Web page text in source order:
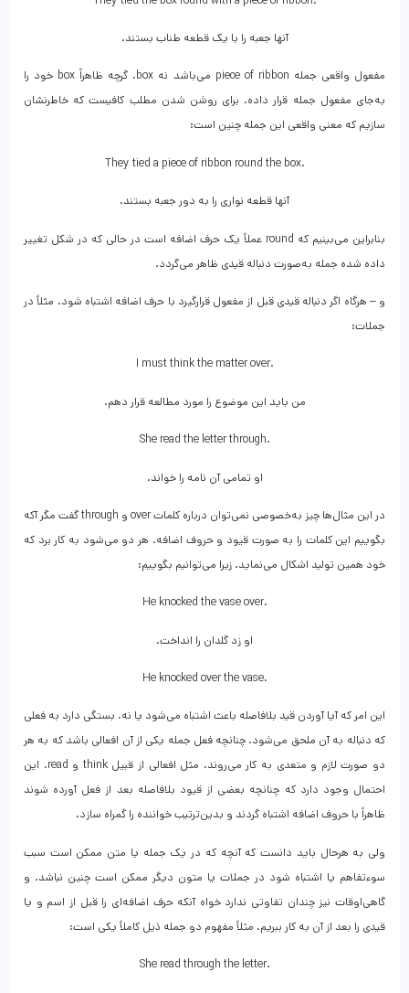
آنها جعبه را با یک قطعه طناب بستند.
مفعول واقعی جمله piece of ribbon می‌باشد نه box. گرچه ظاهراً box خود را
به‌جای مفعول جمله قرار داده. برای روشن شدن مطلب کافیست که خاطرنشان
سازیم که معنی واقعی این جمله چنین است:
They tied a piece of ribbon round the box.
آنها قطعه نواری را به دور جعبه بستند.
بنابراین می‌بینیم که round عملاً یک حرف اضافه است در حالی که در شکل تغییر
داده شده جمله به‌صورت دنباله قیدی ظاهر می‌گردد.
و – هرگاه اگر دنباله قیدی قبل از مفعول قرارگیرد با حرف اضافه اشتباه شود. مثلاً در
جملات:
I must think the matter over.
من باید این موضوع را مورد مطالعه قرار دهم.
She read the letter through.
او تمامی آن نامه را خواند.
در این مثال‌ها چیز به‌خصوصی نمی‌توان درباره کلمات over و through گفت مگر آکه
بگوییم این کلمات را به صورت قیود و حروف اضافه، هر دو می‌شود به کار برد که
خود همین تولید اشکال می‌نماید. زیرا می‌توانیم بگوییم:
He knocked the vase over.
او زد گلدان را انداخت.
He knocked over the vase.
این امر که آیا آوردن قید بلافاصله باعث اشتباه می‌شود یا نه، بستگی دارد به فعلی
که دنباله به آن ملحق می‌شود. چنانچه فعل جمله یکی از آن افعالی باشد که به هر
دو صورت لازم و متعدی به کار می‌روند، مثل افعالی از قبیل think و read، این
احتمال وجود دارد که چنانچه بعضی از قیود بلافاصله بعد از فعل آورده شوند
ظاهراً با حروف اضافه اشتباه گردند و بدین‌ترتیب خواننده را گمراه سازد.
ولی به هرحال باید دانست که آنچه که در یک جمله یا متن ممکن است سبب
سوء‌تفاهم یا اشتباه شود در جملات یا متون دیگر ممکن است چنین نباشد. و
گاهی‌اوقات نیز چندان تفاوتی ندارد خواه آنکه حرف اضافه‌ای را قبل از اسم و یا
قیدی را بعد از آن به کار ببریم. مثلاً مفهوم دو جمله ذیل کاملاً یکی است:
She read through the letter.